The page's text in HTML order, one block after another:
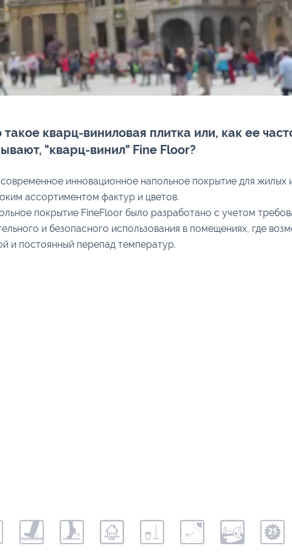
такое кварц-виниловая плитка или, как ее
"кварц-винил" Fine Floor?
инновационное напольное покрытие для
ассортиментом фактур и цветов.
покрытие FineFloor было разработано с учетом
и безопасного использования в помещениях, где
и постоянный перепад температур.